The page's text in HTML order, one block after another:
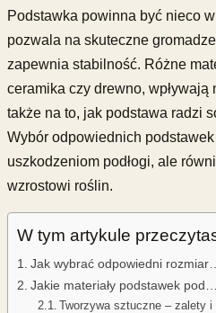
Podstawka powinna być nieco
pozwala na skuteczne
zapewnia stabilność. Różne
ceramika czy drewno, wpływają
także na to, jak podstawa radzi
Wybór odpowiednich
uszkodzeniom podłogi, ale
wzrostowi roślin.
W tym artykule
Jak wybrać odpowiedni rozmiar…
Jakie materiały podstawek pod…
Tworzywa sztuczne – zalety i